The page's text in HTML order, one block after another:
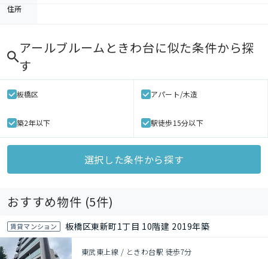
住所
アールブルームときわ台に似た条件から探
す
板橋区 アパート/木造
築2年以下 駅徒歩15分以下
選択した条件から探す
おすすめ物件 (5件)
賃貸マンション 板橋区東新町1丁目 10階建 2019年築
東武東上線 / ときわ台駅 徒歩7分